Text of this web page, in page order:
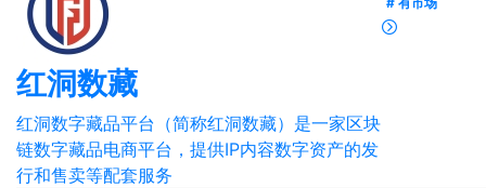
红洞数藏
红洞数字藏品平台（简称红洞数藏）是一家区块
链数字藏品电商平台，提供IP内容数字资产的发
行和售卖等配套服务